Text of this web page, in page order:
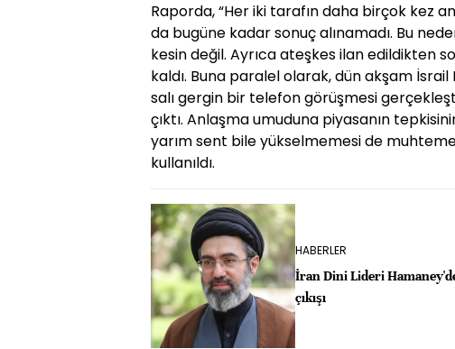
Raporda, “Her iki tarafın daha birçok kez
da bugüne kadar sonuç alınamadı. Bu
kesin değil. Ayrıca ateşkes ilan edildikten
kaldı. Buna paralel olarak, dün akşam İsrail
salı gergin bir telefon görüşmesi
çıktı. Anlaşma umuduna piyasanın
yarım sent bile yükselmemesi de
kullanıldı.
HABERLER
İran Dini Lideri
çıkışı